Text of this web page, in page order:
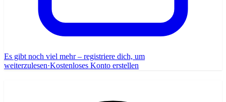
Es gibt noch viel mehr – registriere dich, um
weiterzulesen·Kostenloses Konto erstellen